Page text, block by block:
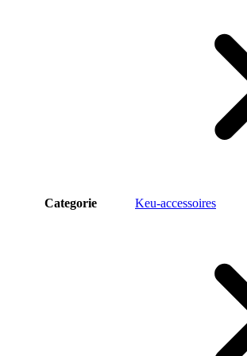
Categorie Keu-accessoires